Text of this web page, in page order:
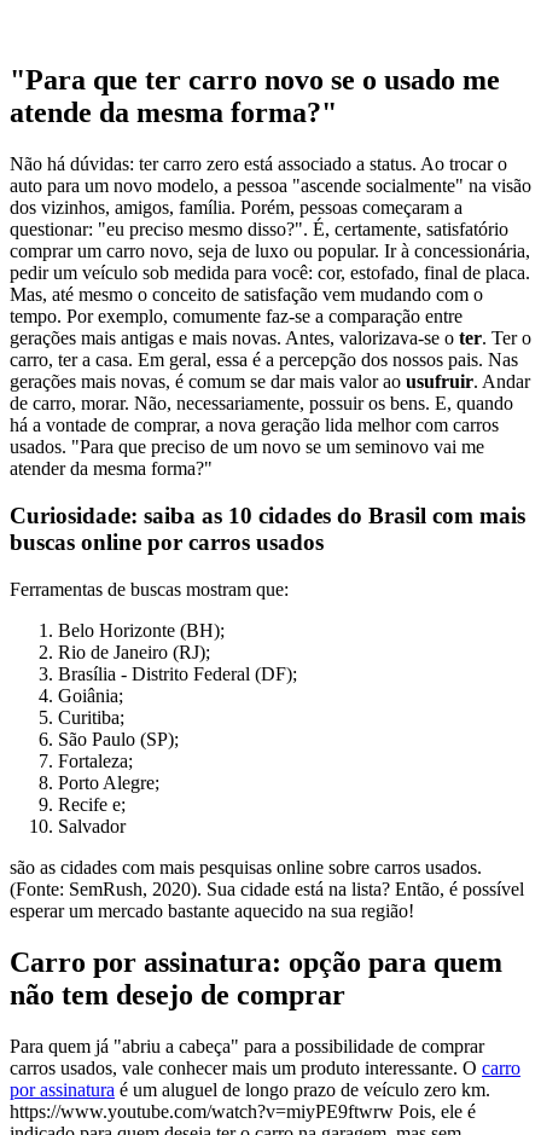
"Para que ter carro novo se o usado me
atende da mesma forma?"
Não há dúvidas: ter carro zero está associado a status. Ao trocar o
auto para um novo modelo, a pessoa "ascende socialmente" na visão
dos vizinhos, amigos, família. Porém, pessoas começaram a
questionar: "eu preciso mesmo disso?". É, certamente, satisfatório
comprar um carro novo, seja de luxo ou popular. Ir à concessionária,
pedir um veículo sob medida para você: cor, estofado, final de placa.
Mas, até mesmo o conceito de satisfação vem mudando com o
tempo. Por exemplo, comumente faz-se a comparação entre
gerações mais antigas e mais novas. Antes, valorizava-se o ter. Ter o
carro, ter a casa. Em geral, essa é a percepção dos nossos pais. Nas
gerações mais novas, é comum se dar mais valor ao usufruir. Andar
de carro, morar. Não, necessariamente, possuir os bens. E, quando
há a vontade de comprar, a nova geração lida melhor com carros
usados. "Para que preciso de um novo se um seminovo vai me
atender da mesma forma?"
Curiosidade: saiba as 10 cidades do Brasil com mais
buscas online por carros usados
Ferramentas de buscas mostram que:
Belo Horizonte (BH);
Rio de Janeiro (RJ);
Brasília - Distrito Federal (DF);
Goiânia;
Curitiba;
São Paulo (SP);
Fortaleza;
Porto Alegre;
Recife e;
Salvador
são as cidades com mais pesquisas online sobre carros usados.
(Fonte: SemRush, 2020). Sua cidade está na lista? Então, é possível
esperar um mercado bastante aquecido na sua região!
Carro por assinatura: opção para quem
não tem desejo de comprar
Para quem já "abriu a cabeça" para a possibilidade de comprar
carros usados, vale conhecer mais um produto interessante. O carro
por assinatura é um aluguel de longo prazo de veículo zero km.
https://www.youtube.com/watch?v=miyPE9ftwrw Pois, ele é